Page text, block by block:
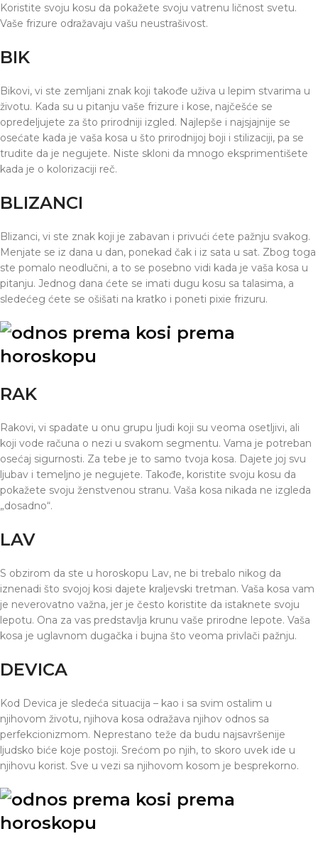
Koristite svoju kosu da pokažete svoju vatrenu ličnost svetu.
Vaše frizure odražavaju vašu neustrašivost.
BIK
Bikovi, vi ste zemljani znak koji takođe uživa u lepim stvarima u
životu. Kada su u pitanju vaše frizure i kose, najčešće se
opredeljujete za što prirodniji izgled. Najlepše i najsjajnije se
osećate kada je vaša kosa u što prirodnijoj boji i stilizaciji, pa se
trudite da je negujete. Niste skloni da mnogo eksprimentišete
kada je o kolorizaciji reč.
BLIZANCI
Blizanci, vi ste znak koji je zabavan i privući ćete pažnju svakog.
Menjate se iz dana u dan, ponekad čak i iz sata u sat. Zbog toga
ste pomalo neodlučni, a to se posebno vidi kada je vaša kosa u
pitanju. Jednog dana ćete se imati dugu kosu sa talasima, a
sledećeg ćete se ošišati na kratko i poneti pixie frizuru.
RAK
Rakovi, vi spadate u onu grupu ljudi koji su veoma osetljivi, ali
koji vode računa o nezi u svakom segmentu. Vama je potreban
osećaj sigurnosti. Za tebe je to samo tvoja kosa. Dajete joj svu
ljubav i temeljno je negujete. Takođe, koristite svoju kosu da
pokažete svoju ženstvenou stranu. Vaša kosa nikada ne izgleda
„dosadno“.
LAV
S obzirom da ste u horoskopu Lav, ne bi trebalo nikog da
iznenadi što svojoj kosi dajete kraljevski tretman. Vaša kosa vam
je neverovatno važna, jer je često koristite da istaknete svoju
lepotu. Ona za vas predstavlja krunu vaše prirodne lepote. Vaša
kosa je uglavnom dugačka i bujna što veoma privlači pažnju.
DEVICA
Kod Devica je sledeća situacija – kao i sa svim ostalim u
njihovom životu, njihova kosa odražava njihov odnos sa
perfekcionizmom. Neprestano teže da budu najsavršenije
ljudsko biće koje postoji. Srećom po njih, to skoro uvek ide u
njihovu korist. Sve u vezi sa njihovom kosom je besprekorno.